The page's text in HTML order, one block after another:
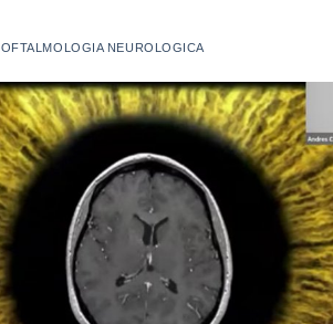
OFTALMOLOGIA NEUROLOGICA